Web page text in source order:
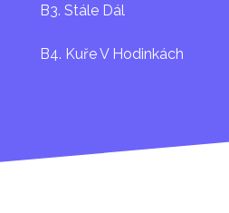
B3. Stále Dál
B4. Kuře V Hodinkách